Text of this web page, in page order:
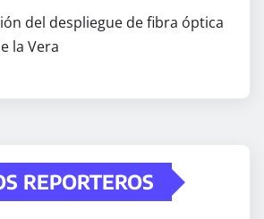
del despliegue de fibra óptica
la Vera
REPORTEROS